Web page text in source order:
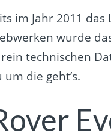
im Jahr 2011
wurde
technischen
die geht’s.